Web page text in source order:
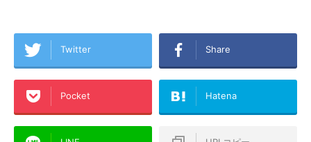
Twitter Share
Pocket Hatena